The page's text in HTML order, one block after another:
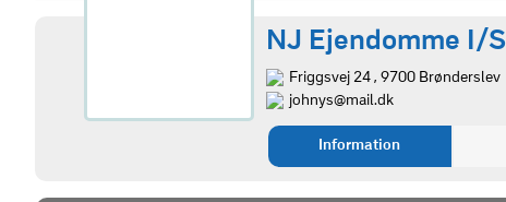
NJ Ejendomme I/S
Friggsvej 24 , 9700 Brønderslev
johnys@mail.dk
Information